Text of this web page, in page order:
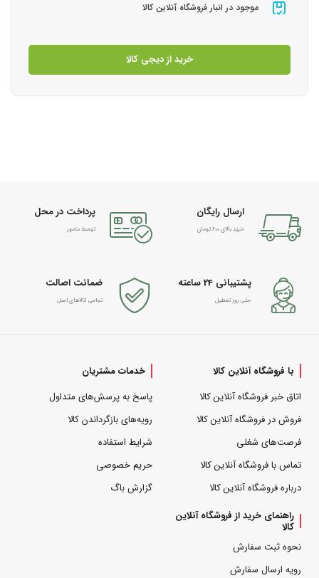
موجود در انبار فروشگاه آنلاین کالا
خرید از دیجی کالا
ارسال رایگان
خرید بالای 600 تومان
پرداخت در محل
توسط مامور
پشتیبانی 24 ساعته
حتی روز تعطیل
ضمانت اصالت
تمامی کالاهای اصل
با فروشگاه آنلاین کالا
اتاق خبر فروشگاه آنلاین کالا
فروش در فروشگاه آنلاین کالا
فرصت‌های شغلی
تماس با فروشگاه آنلاین کالا
درباره فروشگاه آنلاین کالا
خدمات مشتریان
پاسخ به پرسش‌های متداول
رویه‌های بازگرداندن کالا
شرایط استفاده
حریم خصوصی
گزارش باگ
راهنمای خرید از فروشگاه آنلاین
کالا
نحوه ثبت سفارش
رویه ارسال سفارش